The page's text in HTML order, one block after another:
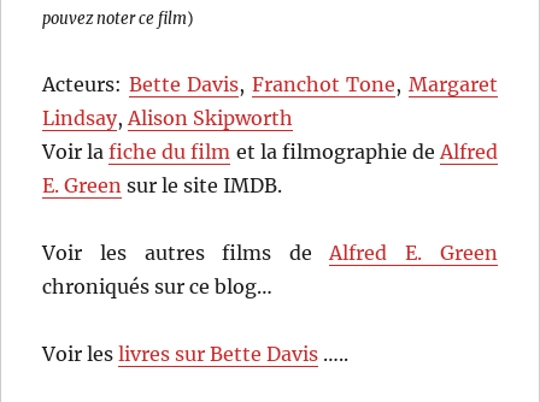
pouvez noter ce film)
Acteurs: Bette Davis, Franchot Tone, Margaret
Lindsay, Alison Skipworth
Voir lafiche du film et la filmographie de Alfred
E. Green sur le site IMDB.
Voir les autres films de Alfred E. Green
chroniqués sur ce blog…
Voir leslivres sur Bette Davis …..